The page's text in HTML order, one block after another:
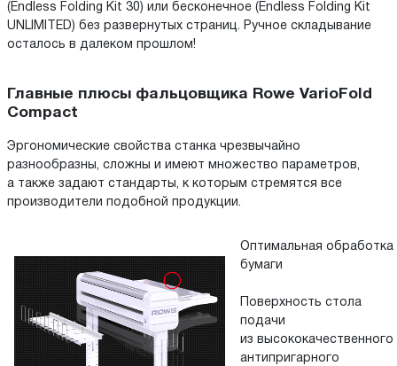
(Endless Folding Kit 30) или бесконечное (Endless Folding Kit
UNLIMITED) без развернутых страниц. Ручное складывание
осталось в далеком прошлом!
Главные плюсы фальцовщика Rowe VarioFold
Compact
Эргономические свойства станка чрезвычайно
разнообразны, сложны и имеют множество параметров,
а также задают стандарты, к которым стремятся все
производители подобной продукции.
Оптимальная обработка
бумаги
Поверхность стола
подачи
из высококачественного
антипригарного